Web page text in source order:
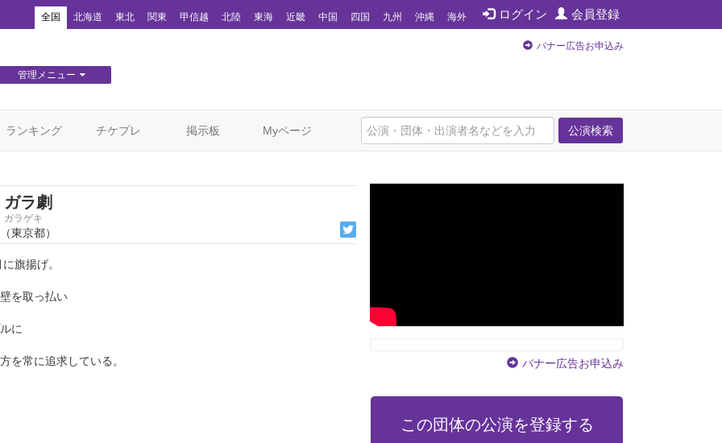
ログイン 会員登録
全国 北海道 東北 関東 甲信越 北陸 東海 近畿 中国 四国 九州 沖縄 海外
管理メニュー
バナー広告お申込み
公演検索
ランキング チケプレ 掲示板 Myページ
ガラ劇
ガラゲキ
（東京都）
旗揚げ。
を取っ払い
に
を常に追求している。 バナー広告お申込み
この団体の公演を登録する